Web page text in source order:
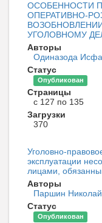
ОСОБЕННОСТИ
ОПЕРАТИВНО-
УГОЛОВНОМУ
Авторы
Одиназода
Статус
Опубликован
Страницы
с 127 по 135
Загрузки
370
Уголовно-
эксплуатации
лицами,
Авторы
Паршин
Статус
Опубликован